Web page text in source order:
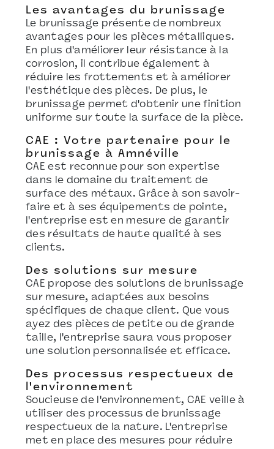
Les avantages du brunissage
Le brunissage présente de nombreux
avantages pour les pièces métalliques.
En plus d'améliorer leur résistance à la
corrosion, il contribue également à
réduire les frottements et à améliorer
l'esthétique des pièces. De plus, le
brunissage permet d'obtenir une finition
uniforme sur toute la surface de la pièce.
CAE : Votre partenaire pour le
brunissage à Amnéville
CAE est reconnue pour son expertise
dans le domaine du traitement de
surface des métaux. Grâce à son savoir-
faire et à ses équipements de pointe,
l'entreprise est en mesure de garantir
des résultats de haute qualité à ses
clients.
Des solutions sur mesure
CAE propose des solutions de brunissage
sur mesure, adaptées aux besoins
spécifiques de chaque client. Que vous
ayez des pièces de petite ou de grande
taille, l'entreprise saura vous proposer
une solution personnalisée et efficace.
Des processus respectueux de
l'environnement
Soucieuse de l'environnement, CAE veille à
utiliser des processus de brunissage
respectueux de la nature. L'entreprise
met en place des mesures pour réduire